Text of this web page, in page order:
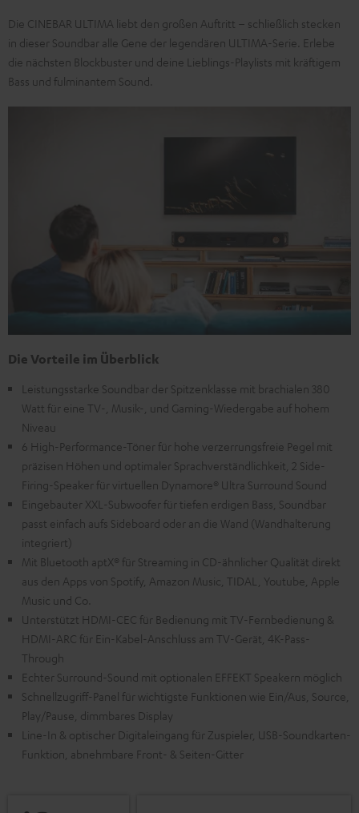
Die CINEBAR ULTIMA liebt den großen Auftritt – schließlich stecken
in dieser Soundbar alle Gene der legendären ULTIMA-Serie. Erlebe
die nächsten Blockbuster und deine Lieblings-Playlists mit kräftigem
Bass und fulminantem Sound.
Die Vorteile im Überblick
Leistungsstarke Soundbar der Spitzenklasse mit brachialen 380
Watt für eine TV-, Musik-, und Gaming-Wiedergabe auf hohem
Niveau
6 High-Performance-Töner für hohe verzerrungsfreie Pegel mit
präzisen Höhen und optimaler Sprachverständlichkeit, 2 Side-
Firing-Speaker für virtuellen Dynamore® Ultra Surround Sound
Eingebauter XXL-Subwoofer für tiefen erdigen Bass, Soundbar
passt einfach aufs Sideboard oder an die Wand (Wandhalterung
integriert)
Mit Bluetooth aptX® für Streaming in CD-ähnlicher Qualität direkt
aus den Apps von Spotify, Amazon Music, TIDAL, Youtube, Apple
Music und Co.
Unterstützt HDMI-CEC für Bedienung mit TV-Fernbedienung &
HDMI-ARC für Ein-Kabel-Anschluss am TV-Gerät, 4K-Pass-
Through
Echter Surround-Sound mit optionalen EFFEKT Speakern möglich
Schnellzugriff-Panel für wichtigste Funktionen wie Ein/Aus, Source,
Play/Pause, dimmbares Display
Line-In & optischer Digitaleingang für Zuspieler, USB-Soundkarten-
Funktion, abnehmbare Front- & Seiten-Gitter